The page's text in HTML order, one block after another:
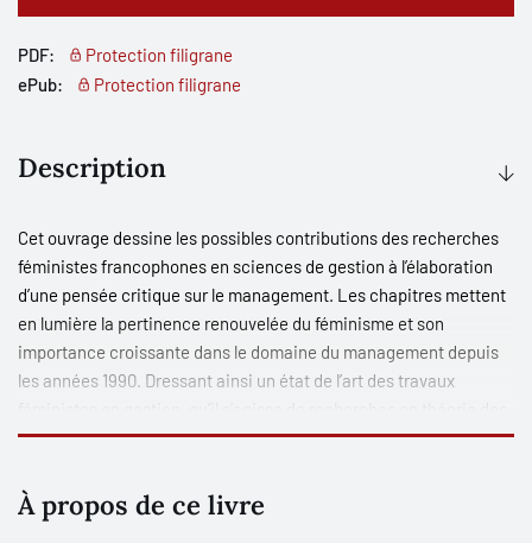
PDF:
Protection filigrane
ePub:
Protection filigrane
Description
Cet ouvrage dessine les possibles contributions des recherches
féministes francophones en sciences de gestion à l’élaboration
d’une pensée critique sur le management. Les chapitres mettent
en lumière la pertinence renouvelée du féminisme et son
importance croissante dans le domaine du management depuis
les années 1990. Dressant ainsi un état de l’art des travaux
organisations, comptabilité, contrôle de gestion, gestion des
cet ouvrage a pour but de lutter contre la marginalisation des
approches féministes en sciences de gestion. Plusieurs grandes
À propos de ce livre